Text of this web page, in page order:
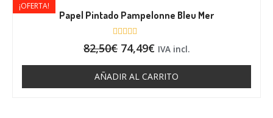
d
e
5
Papel Pintado Pampelonne Bleu Mer
V
a
r
a
¡OFERTA!
82,50€ 74,49€ IVA incl.
AÑADIR AL CARRITO